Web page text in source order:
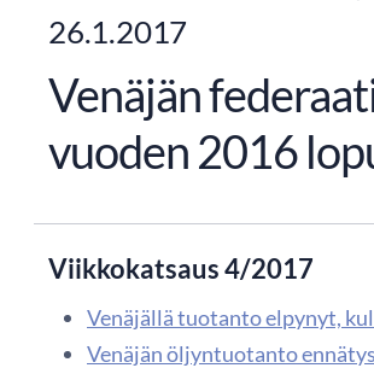
26.1.2017
Venäjän
vuoden 2016
Viikkokatsaus 4/2017
Venäjällä tuotanto elpynyt,
Venäjän öljyntuotanto